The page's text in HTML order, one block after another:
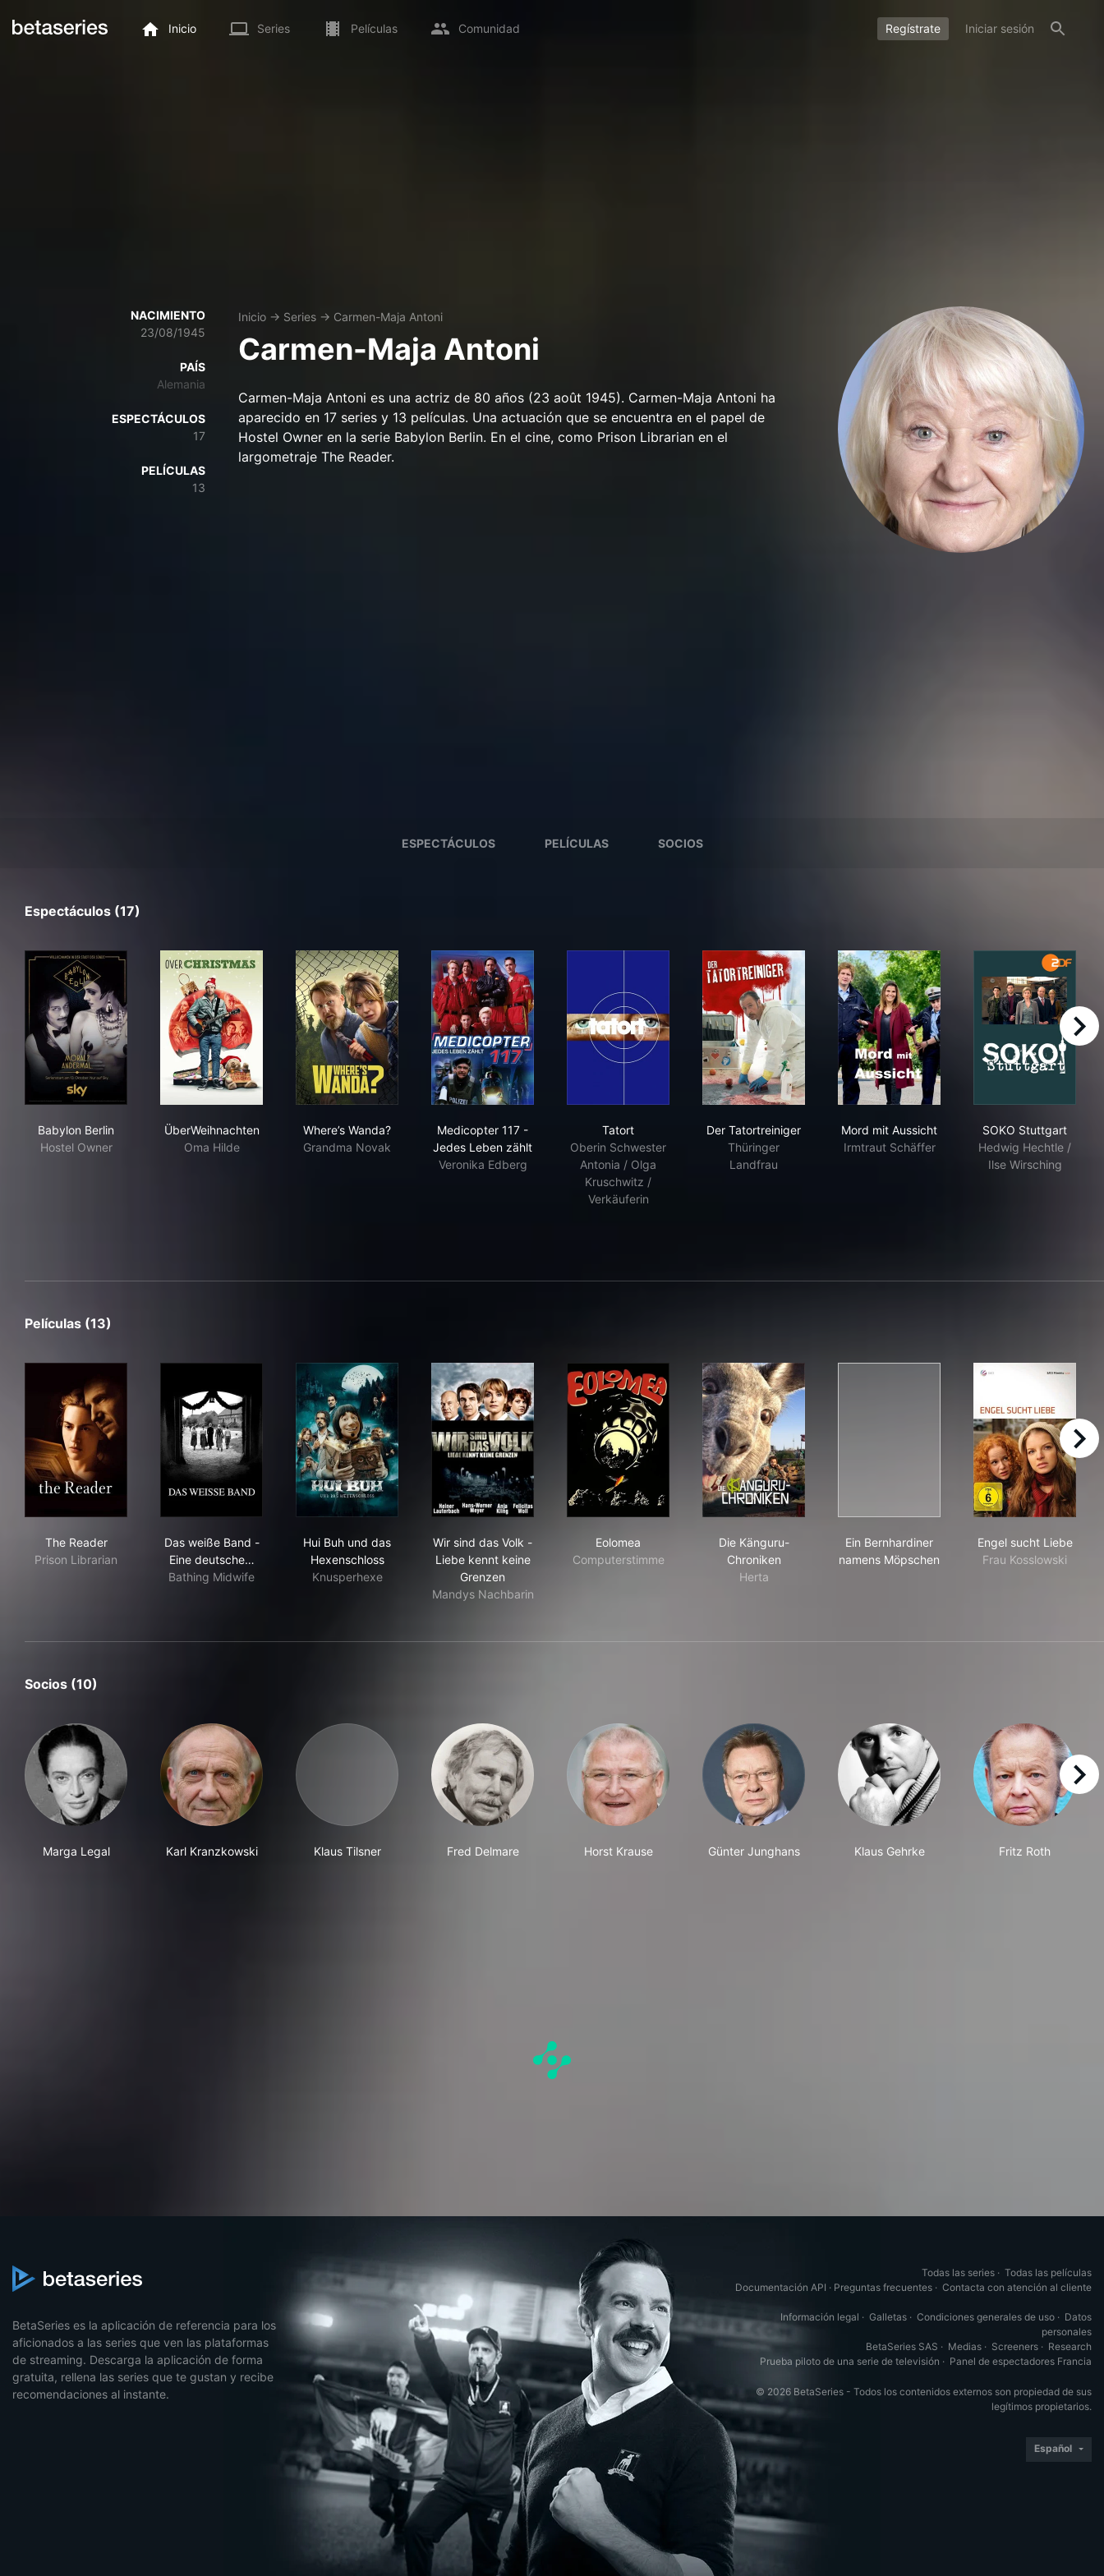
Inicio Series Películas Comunidad Regístrate Iniciar sesión
NACIMIENTO
23/08/1945
PAÍS
Alemania
ESPECTÁCULOS
17
PELÍCULAS
13
Inicio → Series → Carmen-Maja Antoni
Carmen-Maja Antoni
Carmen-Maja Antoni es una actriz de 80 años (23 août 1945). Carmen-Maja Antoni ha
aparecido en 17 series y 13 películas. Una actuación que se encuentra en el papel de
Hostel Owner en la serie Babylon Berlin. En el cine, como Prison Librarian en el
largometraje The Reader.
ESPECTÁCULOS PELÍCULAS SOCIOS
Espectáculos (17)
Babylon Berlin
Hostel Owner
ÜberWeihnachten
Oma Hilde
Where’s Wanda?
Grandma Novak
Medicopter 117 -
Jedes Leben zählt
Veronika Edberg
Tatort
Oberin Schwester
Antonia / Olga
Kruschwitz /
Verkäuferin
Der Tatortreiniger
Thüringer
Landfrau
Mord mit Aussicht
Irmtraut Schäffer
SOKO Stuttgart
Hedwig Hechtle /
Ilse Wirsching
right
Películas (13)
The Reader
Prison Librarian
Das weiße Band -
Eine deutsche…
Bathing Midwife
Hui Buh und das
Hexenschloss
Knusperhexe
Wir sind das Volk -
Liebe kennt keine
Grenzen
Mandys Nachbarin
Eolomea
Computerstimme
Die Känguru-
Chroniken
Herta
Ein Bernhardiner
namens Möpschen
Engel sucht Liebe
Frau Kosslowski
right
Socios (10)
Marga Legal Karl Kranzkowski Klaus Tilsner Fred Delmare Horst Krause Günter Junghans Klaus Gehrke Fritz Roth
right
BetaSeries es la aplicación de referencia para los
aficionados a las series que ven las plataformas
de streaming. Descarga la aplicación de forma
gratuita, rellena las series que te gustan y recibe
recomendaciones al instante.
Todas las series · Todas las películas
Documentación API · Preguntas frecuentes · Contacta con atención al cliente
Información legal · Galletas · Condiciones generales de uso · Datos
personales
BetaSeries SAS · Medias · Screeners · Research
Prueba piloto de una serie de televisión · Panel de espectadores Francia
© 2026 BetaSeries - Todos los contenidos externos son propiedad de sus
legítimos propietarios.
Español